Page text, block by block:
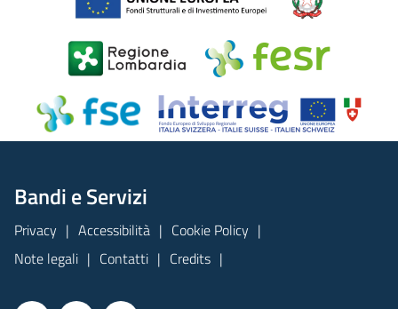
Bandi e Servizi
Privacy Accessibilità
Cookie Policy
Note legali
Contatti Credits